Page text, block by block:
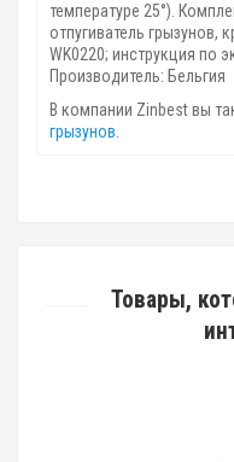
температуре 25°).
отпугиватель
WK0220; инструкция по
Производитель: Бельгия
В компании Zinbest вы
грызунов
Товары,